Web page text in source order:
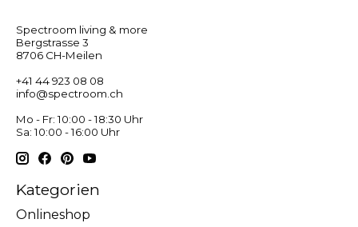
Spectroom living & more
Bergstrasse 3
8706 CH-Meilen
+41 44 923 08 08
info@spectroom.ch
Mo - Fr: 10:00 - 18:30 Uhr
Sa: 10:00 - 16:00 Uhr
Kategorien
Onlineshop